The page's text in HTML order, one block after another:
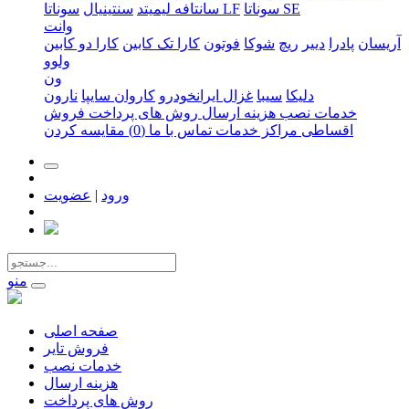
سانتافه لیمیتد سنتینیال سوناتا LF
سوناتا SE
وانت
آریسان پادرا دییر ریچ شوکا فوتون کارا تک کابین کارا دو کابین
ولوو
ون
دلیکا سیبا غزال ایرانخودرو کاروان سایپا نارون
خدمات نصب هزینه ارسال روش های پرداخت فروش
اقساطی مراکز خدمات تماس با ما (0) مقایسه کردن
ورود | عضویت
منو
صفحه اصلی
فروش تایر
خدمات نصب
هزینه ارسال
روش های پرداخت